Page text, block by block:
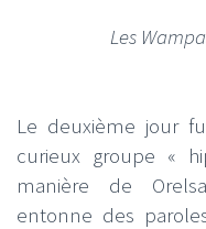
Les
Le deuxième jour
curieux groupe «
manière de
entonne des